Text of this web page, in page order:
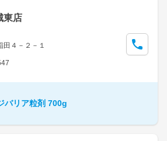
東店
４－２－１
バリア粒剤 700g